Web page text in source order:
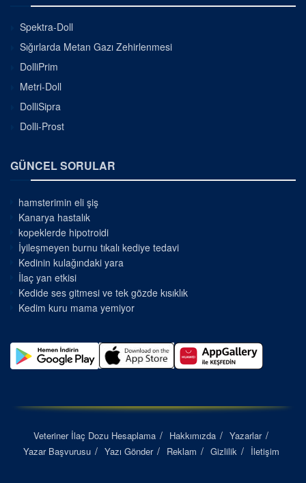
Spektra-Doll
Sığırlarda Metan Gazı Zehirlenmesi
DolliPrim
Metri-Doll
DolliSipra
Dolli-Prost
GÜNCEL SORULAR
hamsterimin eli şiş
Kanarya hastalık
kopeklerde hipotroidi
İyileşmeyen burnu tıkalı kediye tedavi
Kedinin kulağındaki yara
İlaç yan etkisi
Kedide ses gitmesi ve tek gözde kısıklık
Kedim kuru mama yemiyor
Veteriner İlaç Dozu Hesaplama Hakkımızda
Yazarlar
Yazar Başvurusu
Yazı Gönder Reklam Gizlilik İletişim